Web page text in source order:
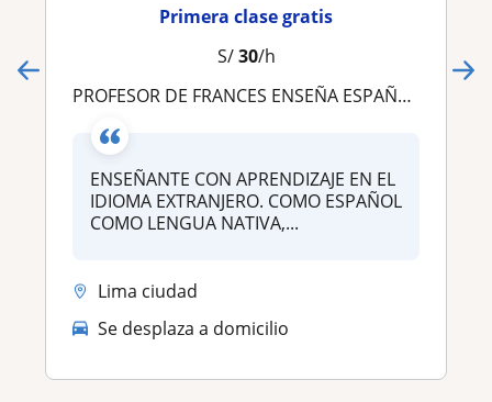
Primera clase gratis
S/30/h
PROFESOR DE FRANCES ENSEÑA ESPAÑOL PARA NATIVOS FRANCOFONOS
ENSEÑANTE CON APRENDIZAJE EN EL
IDIOMA EXTRANJERO. COMO ESPAÑOL
COMO LENGUA NATIVA,...
Lima ciudad
Se desplaza a domicilio